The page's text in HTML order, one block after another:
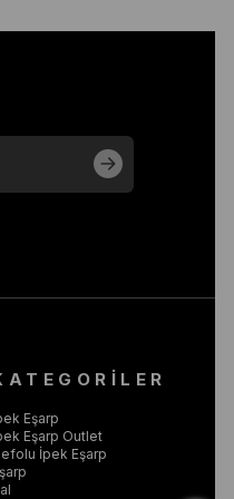
Eşarp
Eşarp Outlet
İpek Eşarp